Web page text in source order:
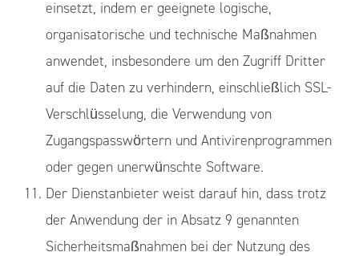
einsetzt, indem er geeignete logische,
organisatorische und technische Maßnahmen
anwendet, insbesondere um den Zugriff Dritter
auf die Daten zu verhindern, einschließlich SSL-
Verschlüsselung, die Verwendung von
Zugangspasswörtern und Antivirenprogrammen
oder gegen unerwünschte Software.
Der Dienstanbieter weist darauf hin, dass trotz
der Anwendung der in Absatz 9 genannten
Sicherheitsmaßnahmen bei der Nutzung des